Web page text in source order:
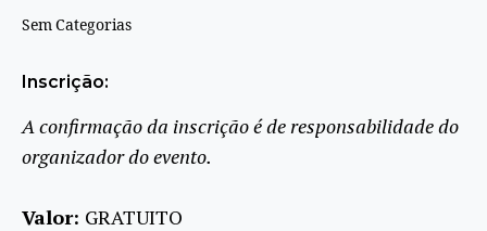
Sem Categorias
Inscrição:
A confirmação da inscrição é de responsabilidade do
organizador do evento.
Valor: GRATUITO